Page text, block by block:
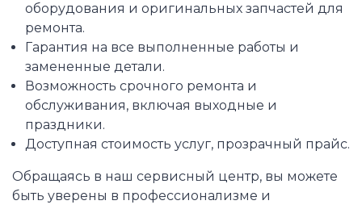
оборудования и оригинальных запчастей для
ремонта.
Гарантия на все выполненные работы и
замененные детали.
Возможность срочного ремонта и
обслуживания, включая выходные и
праздники.
Доступная стоимость услуг, прозрачный прайс.
Обращаясь в наш сервисный центр, вы можете
быть уверены в профессионализме и